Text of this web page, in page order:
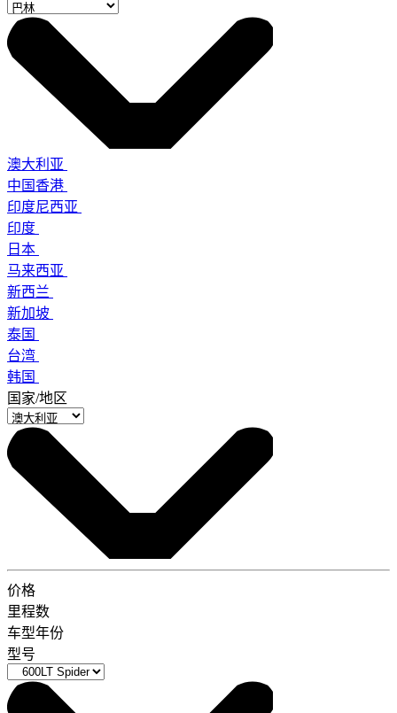
澳大利亚
中国香港
印度尼西亚
印度
日本
马来西亚
新西兰
新加坡
泰国
台湾
韩国
国家/地区
价格
里程数
车型年份
型号